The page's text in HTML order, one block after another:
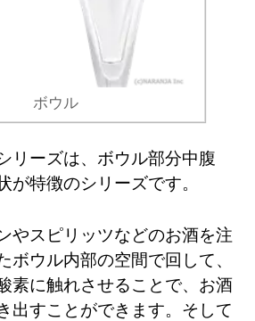
ボウル
リーズは、ボウル部分中腹
が特徴のシリーズです。
やスピリッツなどのお酒を注
ボウル内部の空間で回して、
素に触れさせることで、お酒
出すことができます。そして